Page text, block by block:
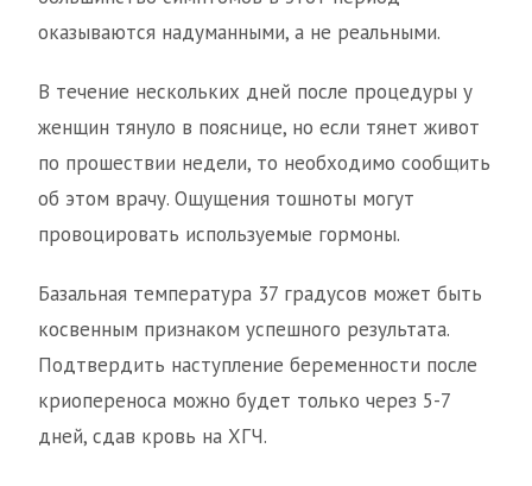
оказываются надуманными, а не реальными.
В течение нескольких дней после процедуры у
женщин тянуло в пояснице, но если тянет живот
по прошествии недели, то необходимо сообщить
об этом врачу. Ощущения тошноты могут
провоцировать используемые гормоны.
Базальная температура 37 градусов может быть
косвенным признаком успешного результата.
Подтвердить наступление беременности после
криопереноса можно будет только через 5-7
дней, сдав кровь на ХГЧ.